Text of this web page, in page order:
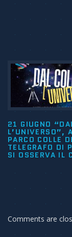
21 GIUGNO
L’UNIVERSO”,
PARCO COLLE
TELEGRAFO DI
SI OSSERVA IL
Comments are